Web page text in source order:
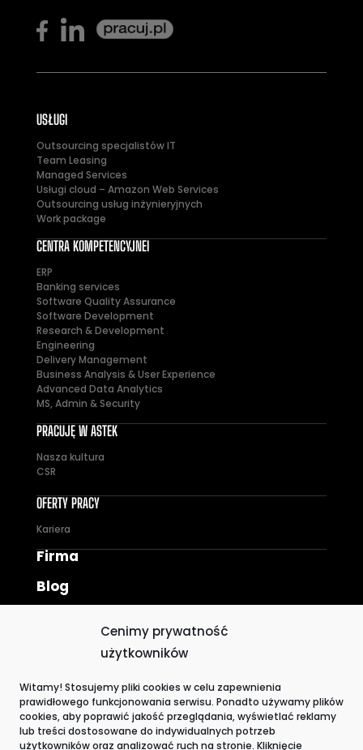
Cenimy prywatność
użytkowników
Witamy! Stosujemy pliki cookies w celu zapewnienia
prawidłowego funkcjonowania serwisu. Ponadto używamy plików
cookies, aby poprawić jakość przeglądania, wyświetlać reklamy
lub treści dostosowane do indywidualnych potrzeb
użytkowników oraz analizować ruch na stronie. Kliknięcie
USŁUGI
Outsourcing specjalistów IT
Team Leasing
Managed Services
Usługi cloud – Amazon Web Services
Outsourcing usług inżynieryjnych
Work package
CENTRA KOMPETENCYJNEI
ERP
Banking services
Software Quality Assurance
Software Development
Research & Development
Engineering
Delivery Management
Business Analysis & User Experience
Advanced Data Analytics
MS, Admin & Security
PRACUJĘ W ASTEK
Nasza kultura
CSR
OFERTY PRACY
Kariera
Firma
Blog
Polityka Plików Cookies
Kontakt